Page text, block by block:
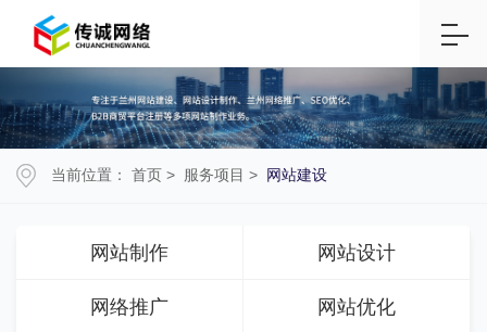
当前位置： 首页 > 服务项目 > 网站建设
网站制作 网站设计
网络推广 网站优化